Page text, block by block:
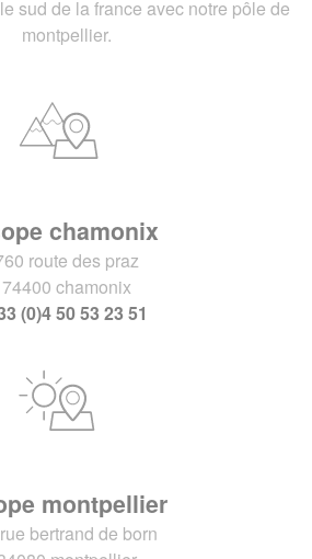
sud de la france avec notre pôle de
montpellier.
chamonix
route des praz
74400 chamonix
(0)4 50 53 23 51
montpellier
bertrand de born